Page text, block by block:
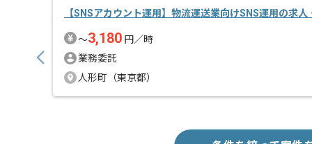
【SNSアカウント運用】物流運送業向けSNS運用の求人
〜3,180 円／時
業務委託
人形町（東京都）